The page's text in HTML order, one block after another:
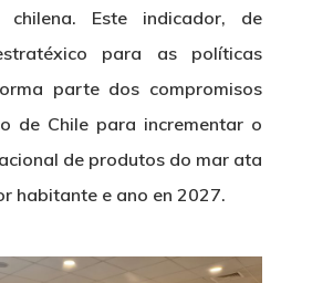
chilena. Este indicador, de
para as políticas
parte dos compromisos
de Chile para incrementar o
de produtos do mar ata
habitante e ano en 2027.